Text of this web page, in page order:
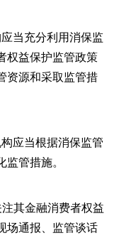
当充分利用消保监
权益保护监管政策
资源和采取监管措
应当根据消保监管
管措施。
其金融消费者权益
场通报、监管谈话